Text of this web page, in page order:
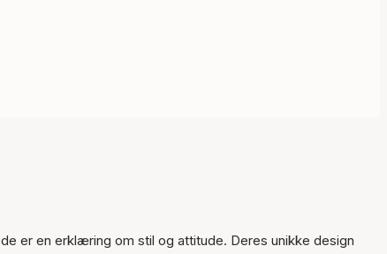
er en erklæring om stil og attitude. Deres unikke design